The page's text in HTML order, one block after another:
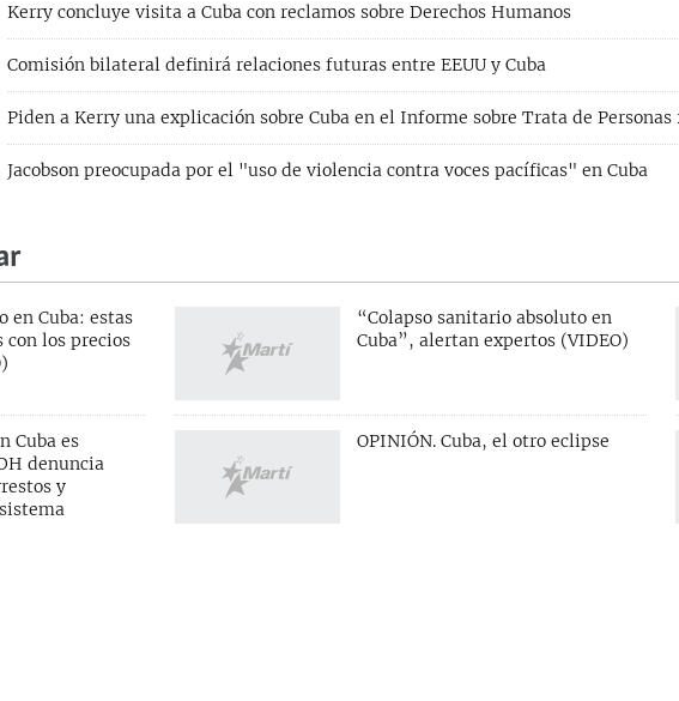
Kerry concluye visita a Cuba con reclamos sobre Derechos Humanos
Comisión bilateral definirá relaciones futuras entre EEUU y Cuba
Piden a Kerry una explicación sobre Cuba en el Informe sobre Trata de Personas
Jacobson preocupada por el "uso de violencia contra voces pacíficas" en Cuba
en Cuba: estas
con los precios
“Colapso sanitario absoluto en
Cuba”, alertan expertos (VIDEO)
Cuba es
denuncia
y
OPINIÓN. Cuba, el otro eclipse